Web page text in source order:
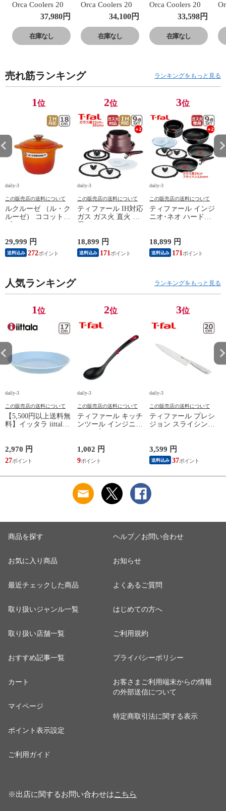
Orca Coolers 20
クーラー 20QT
ブラック（黒）
Black 小型 約19L
ハードクーラー
道・沖縄は990円
加算】 orc20-
37,980円
在庫なし
Orca Coolers 20
クーラー 20QT
チャコール
Charcoal 小型 約
19L ハードクー
【北海道・沖縄
は990円加算】
34,100円
在庫なし
Orca Coolers 20
クーラー 20QT
グリーン Green
小型 約19L ハー
ドクーラー 保冷
沖縄は990円加
算】 orc20-grn
33,598円
在庫なし
売れ筋ランキング ランキングをもっと見る
1位
daily-3
この販売店の送料について
ルクルーゼ （ル・ク
ルーゼ） ココットエ
ジ ホーロー鍋 IH対
応 直火（ガス火）対
応 Le Creuset【北海
29,999 円
送料込み 272
2位
daily-3
この販売店の送料について
ティファール IH対応
ガス ガス火 直火 兼
アンリミテッド セッ
ト9 L38591 + バタフ
ライガラスぶた
18,899 円
送料込み 171
3位
daily-3
この販売店の送料について
ティファール インジ
ニオ･ネオ ハードチ
点 L43891 + フライ
パン22cm + バタフラ
イガラスぶた 26cm付
用 直火 T-fal 【北海
2009c2222
18,899 円
送料込み 171
人気ランキング ランキングをもっと見る
1位
daily-3
この販売店の送料について
【5,500円以上送料無
料】イッタラ iittala
イスブルー プレート
北欧 食器 ita12-c043
2,970 円
27
2位
daily-3
この販売店の送料について
ティファール キッチ
ンツール インジニオ
1,002 円
9
3位
daily-3
この販売店の送料について
ティファール プレシ
ジョン スライシング
ンレス 包丁 肉スラ
イス 鋼 高耐久性 食
洗機対応 薄切り ス
円加算】 tfa9109-
sl200
3,599 円
送料込み 37
商品を探す
お気に入り商品
最近チェックした商品
取り扱いジャンル一覧
取り扱い店舗一覧
おすすめ記事一覧
カート
マイページ
ポイント表示設定
ご利用ガイド
ヘルプ／お問い合わせ
お知らせ
よくあるご質問
はじめての方へ
ご利用規約
プライバシーポリシー
お客さまご利用端末からの情報
の外部送信について
特定商取引法に関する表示
※出店に関するお問い合わせはこちら